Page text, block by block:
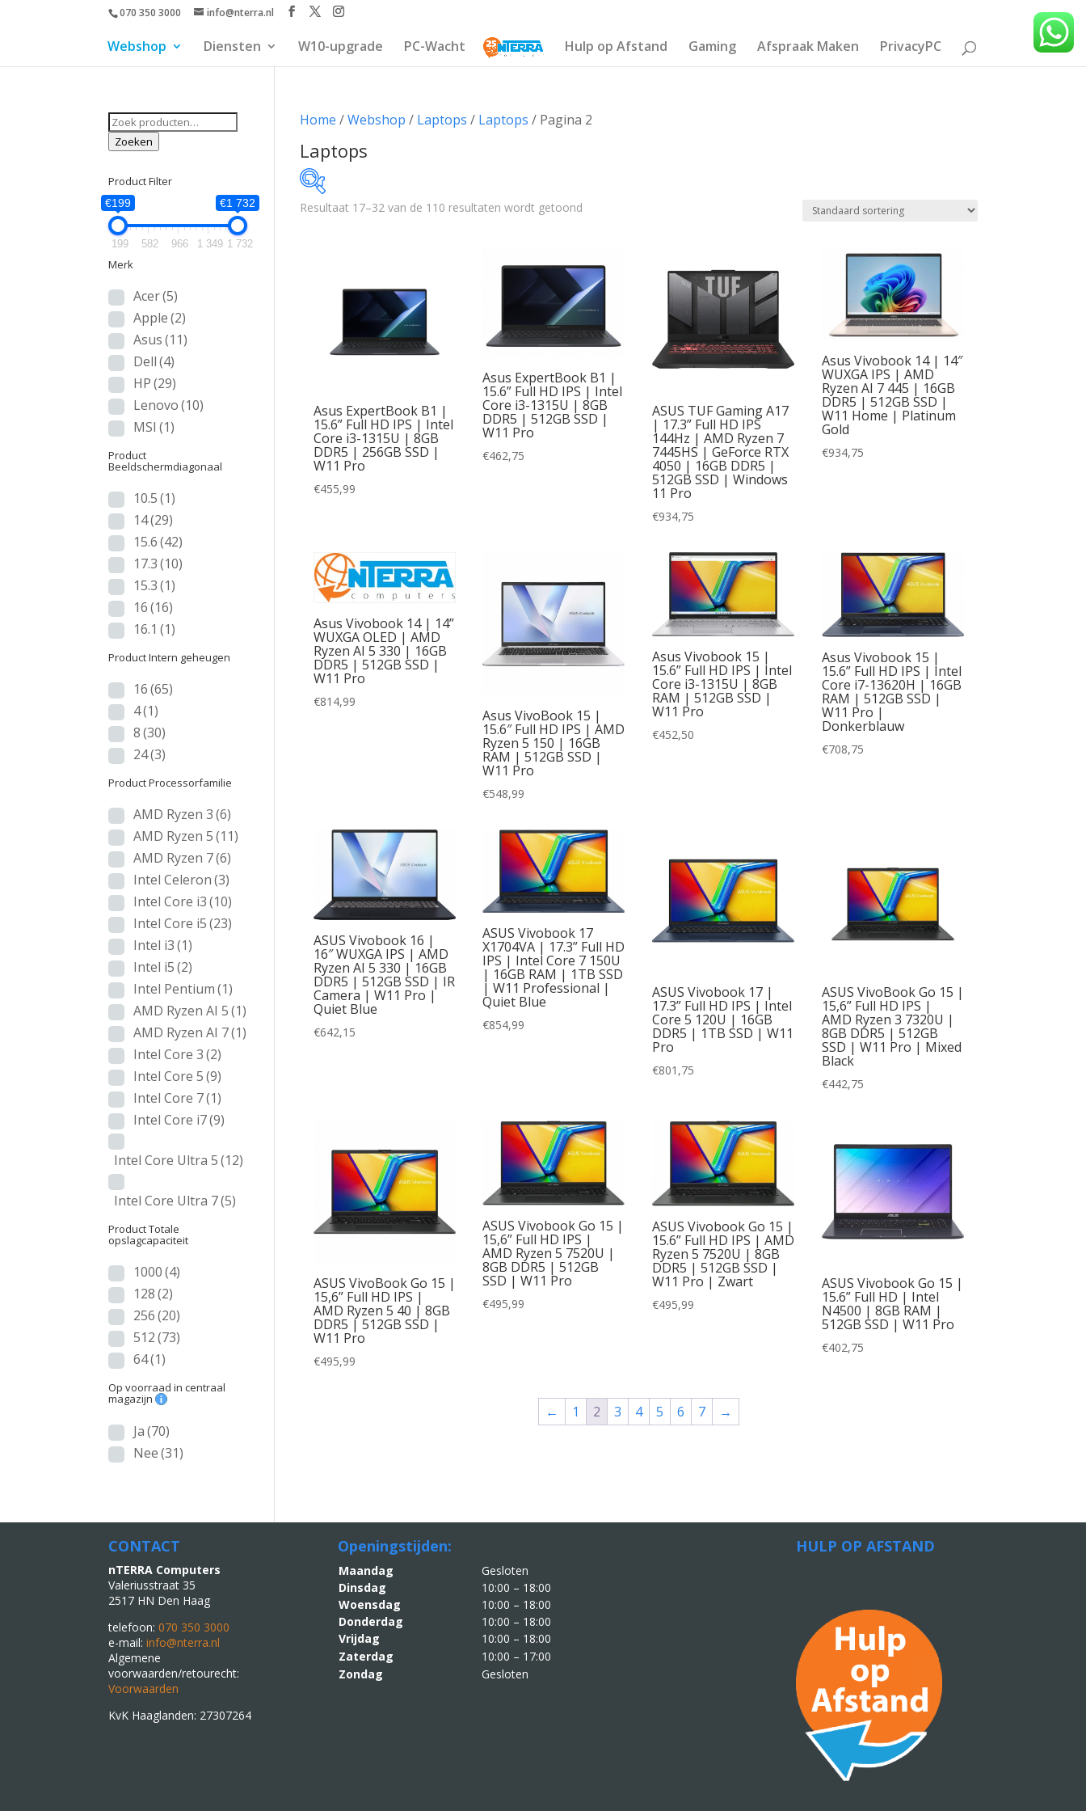
070 350 3000 info@nterra.nl
Webshop Diensten W10-upgrade PC-Wacht Hulp op Afstand Gaming Afspraak Maken PrivacyPC
Home /Webshop / Laptops / Laptops / Pagina 2
Laptops
1 732
Merk
Apple(2)
Asus(11)
Dell(4)
HP(29)
Lenovo
Product Beeldschermdiagonaal
14
15.6
17.3
16
16.1
Product Intern geheugen
16(65)
4(1)
24
Product Processorfamilie
(6)
(11)
(6)
Intel Core i3
Intel Core i5
Intel i3(1)
Intel Pentium
(1)
AMD Ryzen AI 5(1)
AMD Ryzen AI 7
Intel Core 5
Intel Core 7
Intel Core i7
Intel Core Ultra 5
(12)
Intel Core Ultra 7
Product Totale opslagcapaciteit
512
64
Op voorraad in centraal magazijn
Ja(70)
Nee
Resultaat 17–32 van de 110 resultaten wordt getoond
Asus ExpertBook B1 |
15.6” Full HD IPS | Intel
Core i3-1315U | 8GB
DDR5 | 256GB SSD |
W11 Pro
€455,99
Asus ExpertBook B1 |
15.6” Full HD IPS | Intel
Core i3-1315U | 8GB
DDR5 | 512GB SSD |
W11 Pro
€462,75
ASUS TUF Gaming A17
| 17.3” Full HD IPS
144Hz | AMD Ryzen 7
7445HS | GeForce RTX
4050 | 16GB DDR5 |
512GB SSD | Windows
11 Pro
€934,75
Asus Vivobook 14 | 14″
WUXGA IPS | AMD
Ryzen AI 7 445 | 16GB
DDR5 | 512GB SSD |
W11 Home | Platinum
Gold
€934,75
Asus Vivobook 14 | 14”
WUXGA OLED | AMD
Ryzen AI 5 330 | 16GB
DDR5 | 512GB SSD |
W11 Pro
€814,99
Asus VivoBook 15 |
15.6″ Full HD IPS | AMD
Ryzen 5 150 | 16GB
RAM | 512GB SSD |
W11 Pro
€548,99
Asus Vivobook 15 |
15.6” Full HD IPS | Intel
Core i3-1315U | 8GB
RAM | 512GB SSD |
W11 Pro
€452,50
Asus Vivobook 15 |
15.6” Full HD IPS | Intel
Core i7-13620H | 16GB
RAM | 512GB SSD |
W11 Pro |
Donkerblauw
€708,75
ASUS Vivobook 16 |
16″ WUXGA IPS | AMD
Ryzen AI 5 330 | 16GB
DDR5 | 512GB SSD | IR
Camera | W11 Pro |
Quiet Blue
€642,15
ASUS Vivobook 17
X1704VA | 17.3” Full HD
IPS | Intel Core 7 150U
| 16GB RAM | 1TB SSD
| W11 Professional |
Quiet Blue
€854,99
ASUS Vivobook 17 |
17.3” Full HD IPS | Intel
Core 5 120U | 16GB
DDR5 | 1TB SSD | W11
Pro
€801,75
ASUS VivoBook Go 15 |
15,6” Full HD IPS |
AMD Ryzen 3 7320U |
8GB DDR5 | 512GB
SSD | W11 Pro | Mixed
Black
€442,75
ASUS VivoBook Go 15 |
15,6” Full HD IPS |
AMD Ryzen 5 40 | 8GB
DDR5 | 512GB SSD |
W11 Pro
€495,99
ASUS Vivobook Go 15 |
15,6” Full HD IPS |
AMD Ryzen 5 7520U |
8GB DDR5 | 512GB
SSD | W11 Pro
€495,99
ASUS Vivobook Go 15 |
15.6” Full HD IPS | AMD
Ryzen 5 7520U | 8GB
DDR5 | 512GB SSD |
W11 Pro | Zwart
€495,99
ASUS Vivobook Go 15 |
15.6” Full HD | Intel
N4500 | 8GB RAM |
512GB SSD | W11 Pro
€402,75
← 1 2 3 4 5 6 7 →
Zoeken
naar:
Zoeken
Product Filter
€199 €1 732
199 582 966 1 349 1 732
Merk
Acer(5)
Apple (2)
Asus (11)
Dell (4)
HP (29)
Lenovo (10)
MSI (1)
Product
Beeldschermdiagonaal
10.5 (1)
14(29)
15.6 (42)
17.3 (10)
15.3 (1)
16 (16)
16.1 (1)
Product Intern geheugen
16 (65)
4(1)
8 (30)
24(3)
Product Processorfamilie
AMD Ryzen 3 (6)
AMD Ryzen 5 (11)
AMD Ryzen 7(6)
Intel Celeron (3)
Intel Core i3 (10)
Intel Core i5 (23)
Intel i3 (1)
Intel i5 (2)
Intel Pentium (1)
AMD Ryzen AI 5 (1)
AMD Ryzen AI 7(1)
Intel Core 3 (2)
Intel Core 5 (9)
Intel Core 7(1)
Intel Core i7(9)
Intel Core Ultra 5 (12)
Intel Core Ultra 7(5)
Product Totale
opslagcapaciteit
1000 (4)
128 (2)
256 (20)
512 (73)
64(1)
Op voorraad in centraal
magazijn
Ja (70)
Nee (31)
CONTACT
nTERRA Computers
Valeriusstraat 35
2517 HN Den Haag
telefoon:070 350 3000
e-mail:info@nterra.nl
Algemene
voorwaarden/retourecht:
Voorwaarden
KvK Haaglanden: 27307264
Openingstijden:
Maandag
Gesloten
Dinsdag
10:00 – 18:00
Woensdag
10:00 – 18:00
Donderdag
10:00 – 18:00
Vrijdag
10:00 – 18:00
Zaterdag
10:00 – 17:00
Zondag
Gesloten
HULP OP AFSTAND